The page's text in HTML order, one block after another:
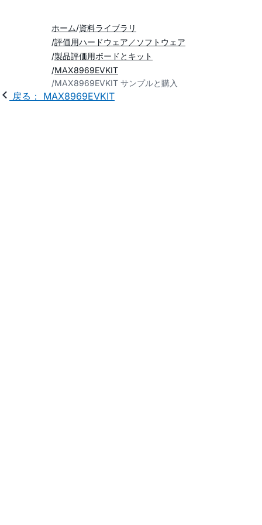
ホーム 資料ライブラリ
評価用ハードウェア／ソフトウェア
製品評価用ボードとキット
MAX8969EVKIT
MAX8969EVKIT サンプルと購入
戻る： MAX8969EVKIT